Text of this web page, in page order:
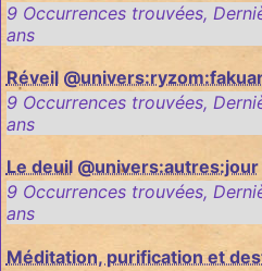
9 Occurrences trouvées,
ans
Réveil
9 Occurrences trouvées,
ans
Le deuil @univers:autres:jour
9 Occurrences trouvées,
ans
Méditation, purification et